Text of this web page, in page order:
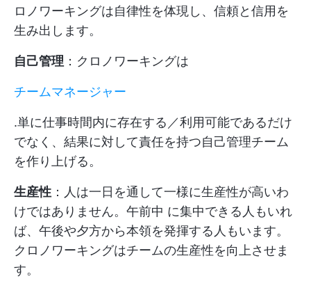
ロノワーキングは自律性を体現し、信頼と信用を
生み出します。
自己管理 ：クロノワーキングは
チームマネージャー
.単に仕事時間内に存在する／利用可能であるだけ
でなく、結果に対して責任を持つ自己管理チーム
を作り上げる。
生産性 ：人は一日を通して一様に生産性が高いわ
けではありません。午前中 に集中できる人もいれ
ば、午後や夕方から本領を発揮する人もいます。
クロノワーキングはチームの生産性を向上させま
す。